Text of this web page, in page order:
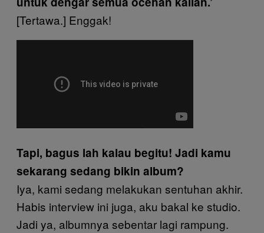
[Tertawa.] Enggak!
Tapi, bagus lah kalau begitu! Jadi kamu
sekarang sedang bikin album?
Iya, kami sedang melakukan sentuhan akhir.
Habis interview ini juga, aku bakal ke studio.
Jadi ya, albumnya sebentar lagi rampung.